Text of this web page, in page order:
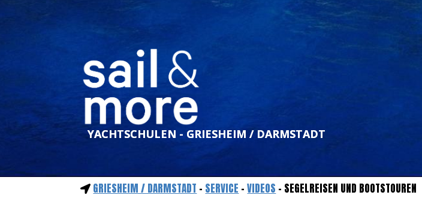
YACHTSCHULEN - GRIESHEIM / DARMSTADT
GRIESHEIM / DARMSTADT - SERVICE -VIDEOS - SEGELREISEN UND BOOTSTOUREN